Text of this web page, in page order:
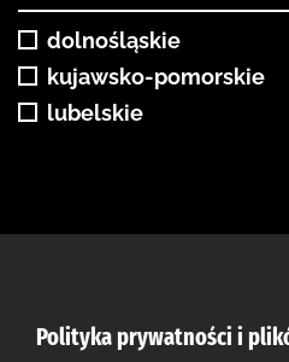
dolnośląskie
kujawsko-pomorskie
lubelskie
Polityka prywatności i